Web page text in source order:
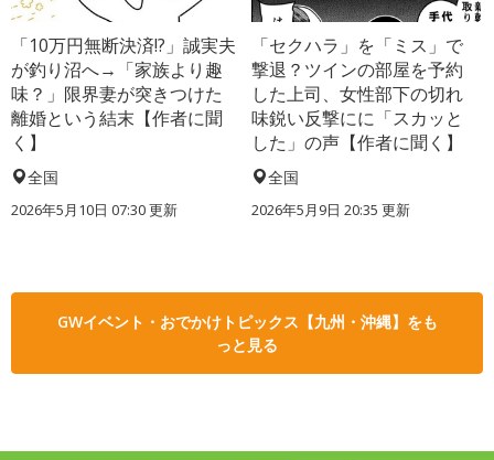
「10万円無断決済!?」誠実夫
が釣り沼へ→「家族より趣
味？」限界妻が突きつけた
離婚という結末【作者に聞
く】
全国
2026年5月10日 07:30 更新
「セクハラ」を「ミス」で
撃退？ツインの部屋を予約
した上司、女性部下の切れ
味鋭い反撃にに「スカッと
した」の声【作者に聞く】
全国
2026年5月9日 20:35 更新
GWイベント・おでかけトピックス【九州・沖縄】をも
っと見る